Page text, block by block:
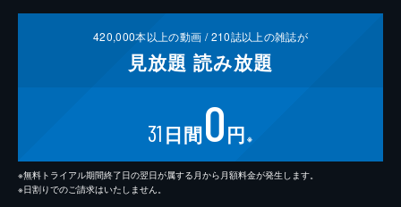
420,000本以上の動画 /210誌以上の雑誌が
見放題 読み放題
31 日間0円 ※
※無料トライアル期間終了日の翌日が属する月から月額料金が発生します。
※日割りでのご請求はいたしません。